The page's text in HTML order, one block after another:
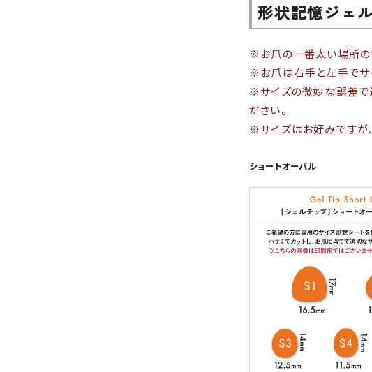
形状記憶ジェ
※お爪の一番太い場所の
※お爪は右手と左手でサ
※サイズの微妙な誤差で
ださい。
※サイズはお好みですが
ショートオーバル